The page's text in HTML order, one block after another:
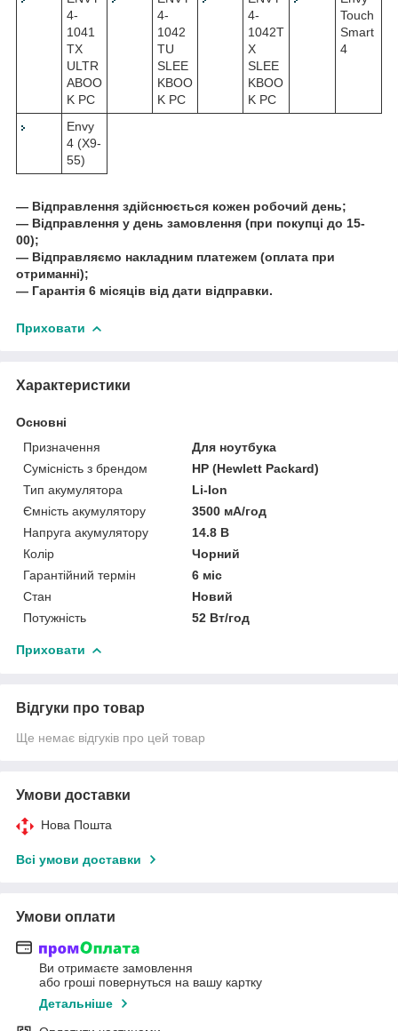
4-
1041
TX
ULTR
ABOO
K PC
4-
1042
TU
SLEE
KBOO
K PC
4-
1042T
X
SLEE
KBOO
K PC
Touch
Smart
4
Envy
4 (X9-
55)
― Відправлення здійснюється кожен робочий день;
― Відправлення у день замовлення (при покупці до 15-
00);
― Відправляємо накладним платежем (оплата при
отриманні);
― Гарантія 6 місяців від дати відправки.
Приховати
Характеристики
Основні
Призначення
Для ноутбука
Сумісність з брендом
HP (Hewlett Packard)
Тип акумулятора
Li-Ion
Ємність акумулятору
3500 мА/год
Напруга акумулятору
14.8 В
Колір
Чорний
Гарантійний термін
6 міс
Стан
Новий
Потужність
52 Вт/год
Приховати
Відгуки про товар
Ще немає відгуків про цей товар
Умови доставки
Нова Пошта
Всі умови доставки
Умови оплати
Ви отримаєте замовлення
або гроші повернуться на вашу картку
Детальніше